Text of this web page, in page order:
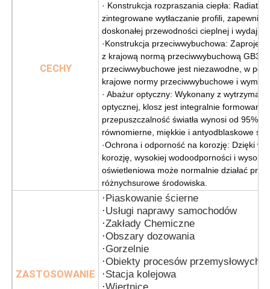
CECHY
· Konstrukcja rozpraszania ciepła:
zintegrowane wytłaczanie profili,
doskonałej przewodności cieplnej i
·Konstrukcja przeciwwybuchowa:
z krajową normą przeciwwybuchową
przeciwwybuchowe jest niezawodne, w
krajowe normy przeciwwybuchowe i
· Abażur optyczny: Wykonany z
optycznej, klosz jest integralnie formowany
przepuszczalność światła wynosi od 95%
równomierne, miękkie i antyodblaskowe
·Ochrona i odporność na korozję: Dzięki
korozję, wysokiej wodoodporności i
oświetleniowa może normalnie działać
różnychsurowe środowiska.
ZASTOSOWANIE
·Piaskowanie ścierne
·Usługi naprawy samochodów
·Zakłady Chemiczne
·Obszary dozowania
·Gorzelnie
·Obiekty procesów przemysłowych
·Stacja kolejowa